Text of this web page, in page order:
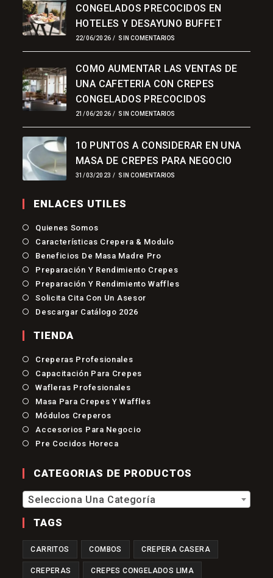
CONGELADOS PRECOCIDOS EN
HOTELES Y DESAYUNO BUFFET
22/06/2026 / SIN COMENTARIOS
COMO AUMENTAR LAS VENTAS DE
UNA CAFETERIA CON CREPES
CONGELADOS PRECOCIDOS
21/06/2026 / SIN COMENTARIOS
10 PUNTOS A CONSIDERAR EN UNA
MASA DE CREPES PARA NEGOCIO
31/03/2023 / SIN COMENTARIOS
ENLACES UTILES
Quienes Somos
Características Crepera & Modulo
Beneficios De Masa Madre Pro
Preparación Y Rendimiento Crepes
Preparación Y Rendimiento Waffles
Solicita Cita Con Un Asesor
Descargar Catálogo 2026
TIENDA
Creperas ProfesionalesSe
En
Nueva
Pestaña
Capacitación Para CrepesSe
Una
Wafleras ProfesionalesSe
En
Pestaña
Masa Para Crepes Y WafflesSe
Módulos CreperosSe
En
Una
Accesorios Para NegocioSe
Pestaña
Pre Cocidos HorecaSe
Una
Pestaña
CATEGORIAS DE PRODUCTOS
Selecciona Una Categoría
TAGS
CARRITOS COMBOS CREPERA CASERA
CREPERAS CREPES CONGELADOS LIMA